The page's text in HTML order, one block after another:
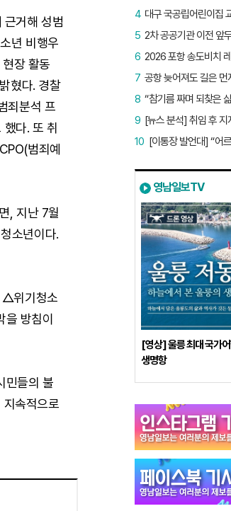
근거해 성범
년 비행우
장 활동
혔다. 경찰
죄분석 프
다. 또 취
범죄예
, 지난 7월
소년이다.
△위기청소
방침이
민들의 불
속적으로
대구 국공립어린이집
4
5
6
7
8
9
10
영남일보TV
[영상] 울릉 최대 국가
생명항